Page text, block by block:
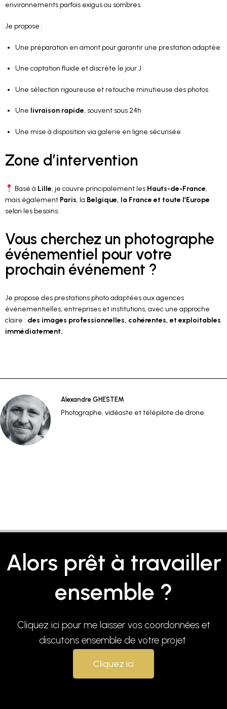
environnements parfois exigus ou sombres.
Je propose :
Une préparation en amont pour garantir une prestation adaptée
Une captation fluide et discrète le jour J
Une sélection rigoureuse et retouche minutieuse des photos
Une livraison rapide, souvent sous 24h
Une mise à disposition via galerie en ligne sécurisée
Zone d’intervention
Basé à Lille, je couvre principalement les Hauts-de-France,
mais également Paris, la Belgique, la France et toute l’Europe
selon les besoins.
Vous cherchez un photographe
événementiel pour votre
prochain événement ?
Je propose des prestations photo adaptées aux agences
événementielles, entreprises et institutions, avec une approche
claire : des images professionnelles, cohérentes, et exploitables
immédiatement.
Alexandre GHESTEM
Photographe, vidéaste et télépilote de drone
Alors prêt à travailler
ensemble ?
Cliquez ici pour me laisser vos coordonnées et
discutons ensemble de votre projet
Cliquez ici